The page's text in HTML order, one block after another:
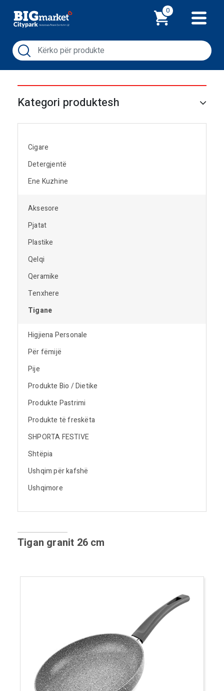
0
Kategori produktesh
Cigare
Detergjentë
Ene Kuzhine
Aksesore
Pjatat
Plastike
Qelqi
Qeramike
Tenxhere
Tigane
Higjiena Personale
Për fëmijë
Pije
Produkte Bio / Dietike
Produkte Pastrimi
Produkte të freskëta
SHPORTA FESTIVE
Shtëpia
Ushqim për kafshë
Ushqimore
Tigan granit 26 cm